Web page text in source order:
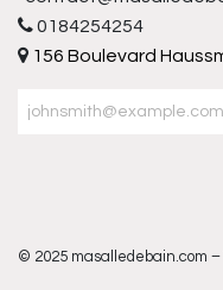
0184254254
156 Boulevard
© 2025 masalledebain.com –